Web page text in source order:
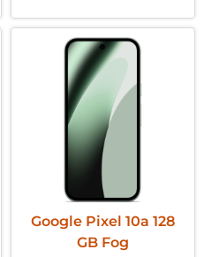
Google Pixel 10a 128
GB Fog